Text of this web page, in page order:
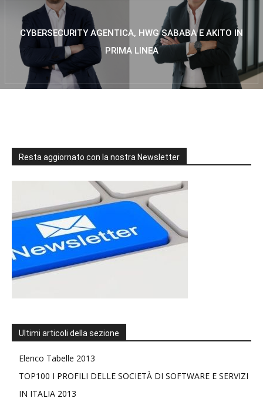
CYBERSECURITY AGENTICA, HWG SABABA E AKITO IN
PRIMA LINEA
Resta aggiornato con la nostra Newsletter
Ultimi articoli della sezione
Elenco Tabelle 2013
TOP100 I PROFILI DELLE SOCIETÀ DI SOFTWARE E SERVIZI
IN ITALIA 2013